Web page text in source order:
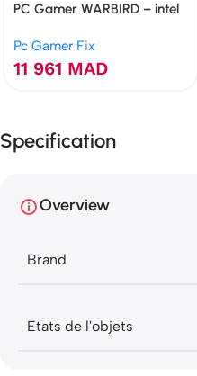
PC Gamer WARBIRD – intel
6 Go | 512 Go NVMe
Pc Gamer Fix
11 961 MAD
Specification
Overview
Brand
Etats de l'objets